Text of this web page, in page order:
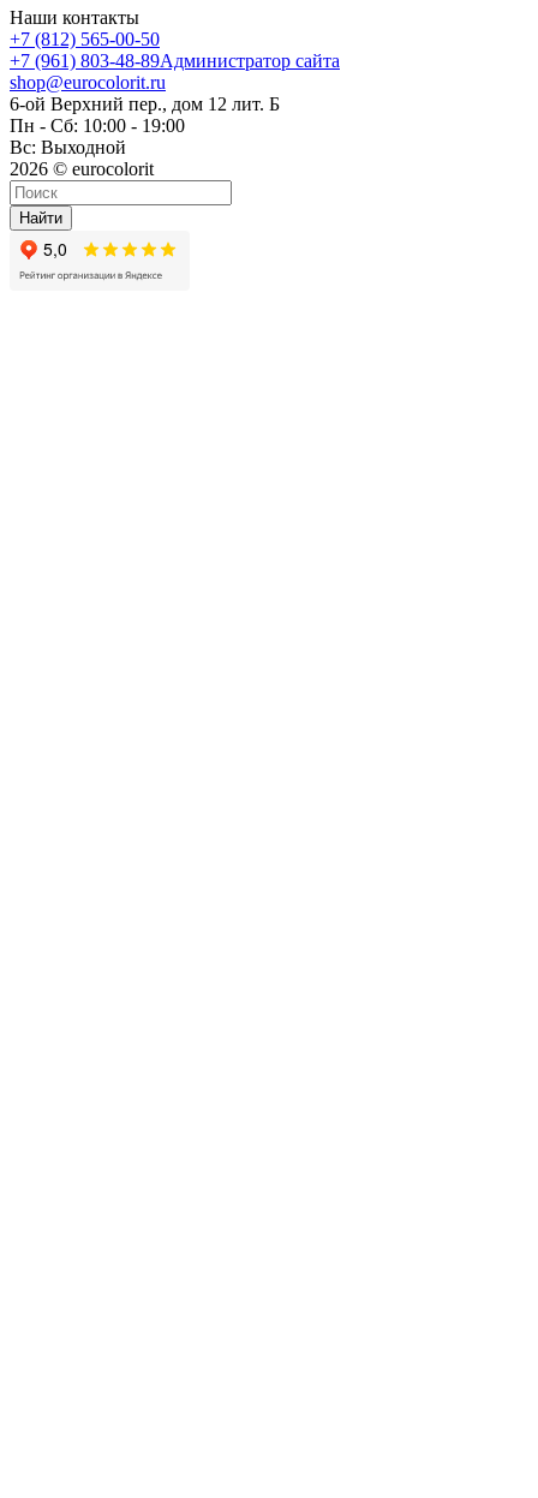
Наши контакты
+7 (812) 565-00-50
+7 (961) 803-48-89Администратор сайта
shop@eurocolorit.ru
6-ой Верхний пер., дом 12 лит. Б
Пн - Сб: 10:00 - 19:00
Вс: Выходной
2026 © eurocolorit
Найти